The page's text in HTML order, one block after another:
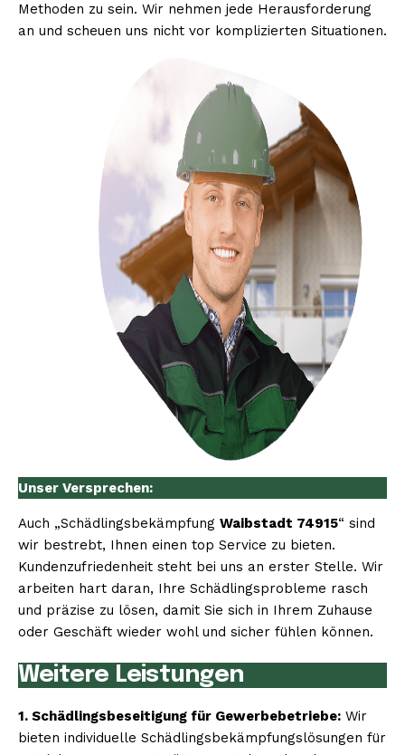
Methoden zu sein. Wir nehmen jede Herausforderung
an und scheuen uns nicht vor komplizierten Situationen.
Unser Versprechen:
Auch „Schädlingsbekämpfung Waibstadt 74915“ sind
wir bestrebt, Ihnen einen top Service zu bieten.
Kundenzufriedenheit steht bei uns an erster Stelle. Wir
arbeiten hart daran, Ihre Schädlingsprobleme rasch
und präzise zu lösen, damit Sie sich in Ihrem Zuhause
oder Geschäft wieder wohl und sicher fühlen können.
Weitere Leistungen
1. Schädlingsbeseitigung für Gewerbebetriebe: Wir
bieten individuelle Schädlingsbekämpfungslösungen für